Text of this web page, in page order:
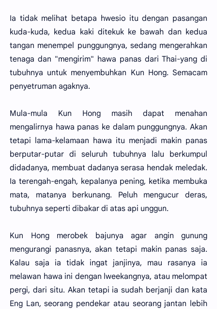
Ia tidak melihat betapa hwesio itu dengan pasangan
kuda-kuda, kedua kaki ditekuk ke bawah dan kedua
tangan menempel punggungnya, sedang mengerahkan
tenaga dan "mengirim" hawa panas dari Thai-yang di
tubuhnya untuk menyembuhkan Kun Hong. Semacam
penyetruman agaknya.
Mula-mula Kun Hong masih dapat menahan
mengalirnya hawa panas ke dalam punggungnya. Akan
tetapi lama-kelamaan hawa itu menjadi makin panas
berputar-putar di seluruh tubuhnya lalu berkumpul
didadanya, membuat dadanya serasa hendak meledak.
Ia terengah-engah, kepalanya pening, ketika membuka
mata, matanya berkunang. Peluh mengucur deras,
tubuhnya seperti dibakar di atas api unggun.
Kun Hong merobek bajunya agar angin gunung
mengurangi panasnya, akan tetapi makin panas saja.
Kalau saja ia tidak ingat janjinya, mau rasanya ia
melawan hawa ini dengan lweekangnya, atau melompat
pergi, dari situ. Akan tetapi ia sudah berjanji dan kata
Eng Lan, seorang pendekar atau seorang jantan lebih